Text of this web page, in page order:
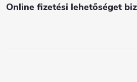
Online fizetési lehetőséget